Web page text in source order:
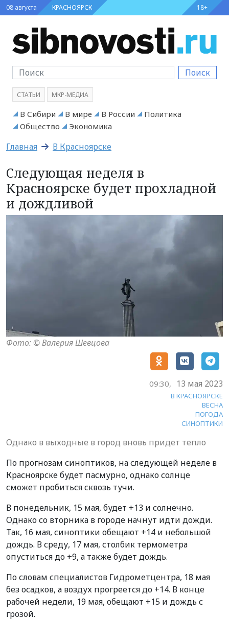
08 августа КРАСНОЯРСК 18+
Поиск
СТАТЬИ МКР-МЕДИА
В Сибири В мире В России
Политика
Общество
Экономика
Главная В Красноярске
Следующая неделя в
Красноярске будет прохладной
и дождливой
Фото: © Валерия Шевцова
09:30, 13 мая 2023
В КРАСНОЯРСКЕ
ВЕСНА
ПОГОДА
СИНОПТИКИ
Однако в выходные в город вновь придет тепло
По прогнозам синоптиков, на следующей неделе в
Красноярске будет пасмурно, однако солнце
сможет пробиться сквозь тучи.
В понедельник, 15 мая, будет +13 и солнечно.
Однако со вторника в городе начнут идти дожди.
Так, 16 мая, синоптики обещают +14 и небольшой
дождь. В среду, 17 мая, столбик термометра
опуститься до +9, а также будет дождь.
По словам специалистов Гидрометцентра, 18 мая
без осадков, а воздух прогреется до +14. В конце
рабочей недели, 19 мая, обещают +15 и дождь с
грозой.